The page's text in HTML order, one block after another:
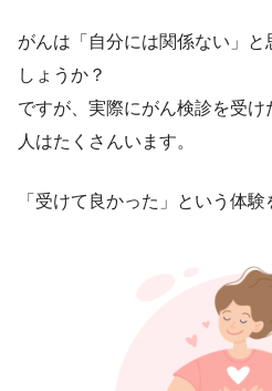
がんは「自分には関係ない」
しょうか？
ですが、実際にがん検診を受
人はたくさんいます。
「受けて良かった」という体験